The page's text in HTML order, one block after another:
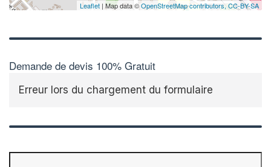
Leaflet | Map data ©OpenStreetMap contributors,CC-BY-SA
Demande de devis 100% Gratuit
Erreur lors du chargement du formulaire